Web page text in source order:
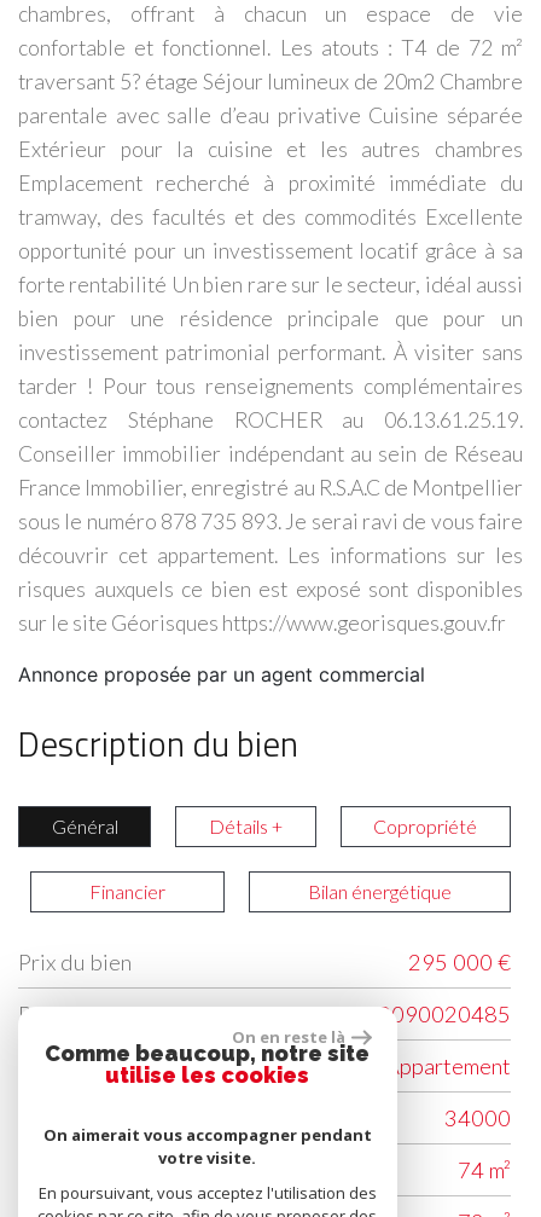
chambres, offrant à chacun un espace de vie
confortable et fonctionnel. Les atouts : T4 de 72 m²
traversant 5? étage Séjour lumineux de 20m2 Chambre
parentale avec salle d’eau privative Cuisine séparée
Extérieur pour la cuisine et les autres chambres
Emplacement recherché à proximité immédiate du
tramway, des facultés et des commodités Excellente
opportunité pour un investissement locatif grâce à sa
forte rentabilité Un bien rare sur le secteur, idéal aussi
bien pour une résidence principale que pour un
investissement patrimonial performant. À visiter sans
tarder ! Pour tous renseignements complémentaires
contactez Stéphane ROCHER au 06.13.61.25.19.
Conseiller immobilier indépendant au sein de Réseau
France Immobilier, enregistré au R.S.A.C de Montpellier
sous le numéro 878 735 893. Je serai ravi de vous faire
découvrir cet appartement. Les informations sur les
risques auxquels ce bien est exposé sont disponibles
sur le site Géorisques https://www.georisques.gouv.fr
Annonce proposée par un agent commercial
Description du bien
Général Détails + Copropriété
Financier Bilan énergétique
Label Value
Prix du bien
295 000 €
Référence
V12090020485
Type de bien
Appartement
34000
Surface habitable (m²)
74 m²
On en reste là
Comme beaucoup, notre site
utilise les cookies
On aimerait vous accompagner pendant
votre visite.
En poursuivant, vous acceptez l'utilisation des